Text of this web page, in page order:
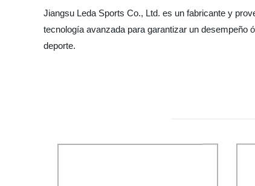
Jiangsu Leda Sports Co., Ltd. es un fabricante y
tecnología avanzada para garantizar un desempeño
deporte.